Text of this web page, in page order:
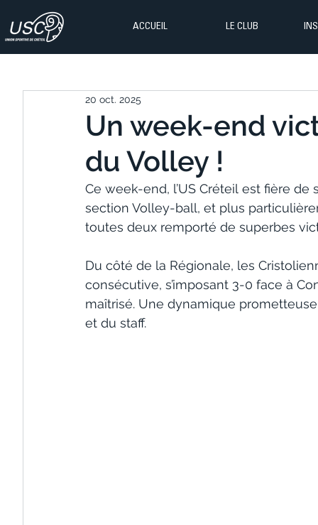
ACCUEIL LE CLUB
Un week-end
du Volley !
20 oct. 2025
Ce week-end, l’US Créteil est fière
section Volley-ball, et plus
toutes deux remporté de superbes
Du côté de la Régionale, les
consécutive, s’imposant 3-0 face à
maîtrisé. Une dynamique
et du staff.